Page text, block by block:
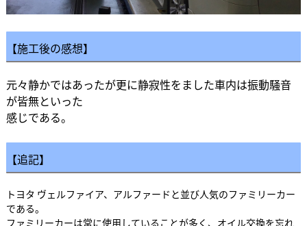
【施工後の感想】
元々静かではあったが更に静寂性をました車内は振動騒音
が皆無といった
感じである。
【追記】
トヨタ ヴェルファイア、アルファードと並び人気のファミリーカー
である。
ファミリーカーは常に使用していることが多く、オイル交換を忘れ